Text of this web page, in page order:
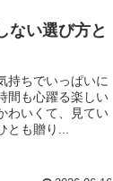
ない選び方と
持ちでいっぱいに
間も心躍る楽しい
わいくて、見てい
も贈り...